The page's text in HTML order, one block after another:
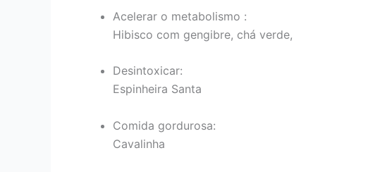
Acelerar o metabolismo :
Hibisco com gengibre, chá verde,
Desintoxicar:
Espinheira Santa
Comida gordurosa:
Cavalinha